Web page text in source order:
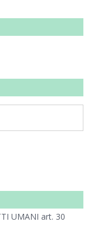
UMANI art. 30